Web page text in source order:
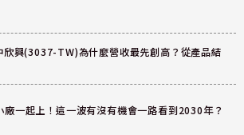
欣興(3037-TW)為什麼營收最先創高？從產品結
廠一起上！這一波有沒有機會一路看到2030年？